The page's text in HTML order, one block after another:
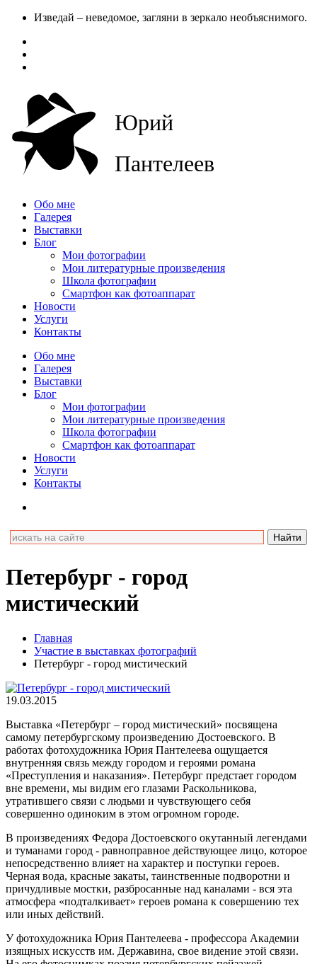
Изведай – неведомое, загляни в зеркало необъяснимого.
Юрий
Пантелеев
Обо мне
Галерея
Выставки
Блог
Мои фотографии
Мои литературные произведения
Школа фотографии
Смартфон как фотоаппарат
Новости
Услуги
Контакты
Обо мне
Галерея
Выставки
Блог
Мои фотографии
Мои литературные произведения
Школа фотографии
Смартфон как фотоаппарат
Новости
Услуги
Контакты
Петербург - город
мистический
Главная
Участие в выставках фотографий
Петербург - город мистический
19.03.2015
Выставка «Петербург – город мистический» посвящена
самому петербургскому произведению Достоевского. В
работах фотохудожника Юрия Пантелеева ощущается
внутренняя связь между городом и героями романа
«Преступления и наказания». Петербург предстает городом
вне времени, мы видим его глазами Раскольникова,
утратившего связи с людьми и чувствующего себя
совершенно одиноким в этом огромном городе.
В произведениях Федора Достоевского окутанный легендами
и туманами город - равноправное действующее лицо, которое
непосредственно влияет на характер и поступки героев.
Черная вода, красные закаты, таинственные подворотни и
причудливые мостки, разбросанные над каналами - вся эта
атмосфера «подталкивает» героев романа к совершению тех
или иных действий.
У фотохудожника Юрия Пантелеева - профессора Академии
изящных искусств им. Державина, свое видение этой связи.